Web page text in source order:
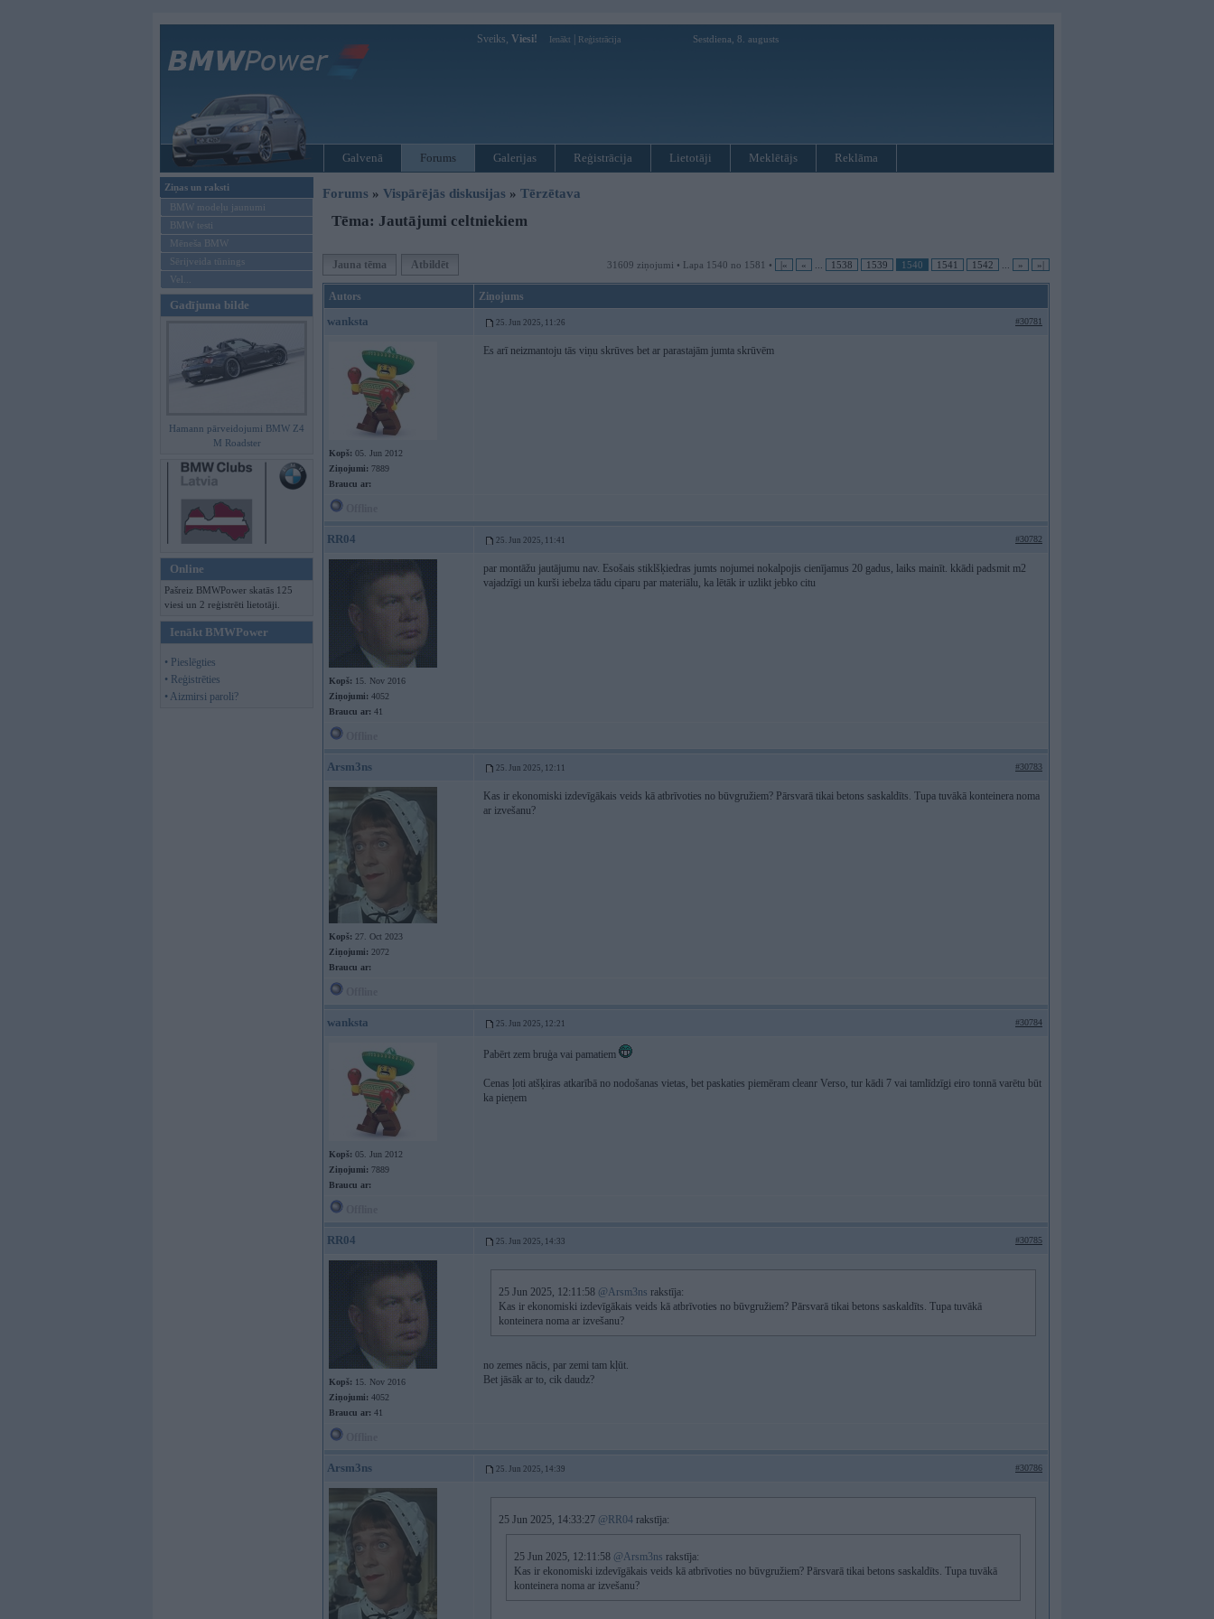
Sveiks, Viesi! Ienākt Reģistrācija Sestdiena, 8. augusts
Galvenā Forums Galerijas Reģistrācija Lietotāji Meklētājs Reklāma
Ziņas un raksti
BMW modeļu jaunumi
BMW testi
Mēneša BMW
Sērijveida tūnings
Vel...
Gadījuma bilde
Hamann pārveidojumi BMW Z4
M Roadster
Online
Pašreiz BMWPower skatās 125
viesi un 2 reģistrēti lietotāji.
Ienākt BMWPower
• Pieslēgties
• Reģistrēties
• Aizmirsi paroli?
Forums » Vispārējās diskusijas » Tērzētava
Tēma: Jautājumi celtniekiem
Jauna tēma Atbildēt 31609 ziņojumi • Lapa 1540 no 1581 • |« « 1538 1539 1540 1541 1542 » »|
Autors Ziņojums
wanksta 25. Jun 2025, 11:26 #30781
Kopš: 05. Jun 2012
Ziņojumi: 7889
Braucu ar:
Es arī neizmantoju tās viņu skrūves bet ar parastajām jumta skrūvēm
RR04 25. Jun 2025, 11:41 #30782
Kopš: 15. Nov 2016
Ziņojumi: 4052
Braucu ar: 41
par montāžu jautājumu nav. Esošais stiklšķiedras jumts nojumei nokalpojis cienījamus 20 gadus, laiks mainīt. kkādi padsmit m2
vajadzīgi un kurši iebelza tādu ciparu par materiālu, ka lētāk ir uzlikt jebko citu
Arsm3ns 25. Jun 2025, 12:11 #30783
Kopš: 27. Oct 2023
Ziņojumi: 2072
Braucu ar:
Kas ir ekonomiski izdevīgākais veids kā atbrīvoties no būvgružiem? Pārsvarā tikai betons saskaldīts. Tupa tuvākā konteinera noma
ar izvešanu?
wanksta 25. Jun 2025, 12:21 #30784
Kopš: 05. Jun 2012
Ziņojumi: 7889
Braucu ar:
Pabērt zem bruģa vai pamatiem
Cenas ļoti atšķiras atkarībā no nodošanas vietas, bet paskaties piemēram cleanr Verso, tur kādi 7 vai tamlīdzīgi eiro tonnā varētu būt
ka pieņem
RR04 25. Jun 2025, 14:33 #30785
Kopš: 15. Nov 2016
Ziņojumi: 4052
Braucu ar: 41
25 Jun 2025, 12:11:58 @Arsm3ns rakstīja:
Kas ir ekonomiski izdevīgākais veids kā atbrīvoties no būvgružiem? Pārsvarā tikai betons saskaldīts. Tupa tuvākā
konteinera noma ar izvešanu?
no zemes nācis, par zemi tam kļūt.
Bet jāsāk ar to, cik daudz?
Arsm3ns 25. Jun 2025, 14:39 #30786
25 Jun 2025, 14:33:27 @RR04 rakstīja:
25 Jun 2025, 12:11:58 @Arsm3ns rakstīja:
Kas ir ekonomiski izdevīgākais veids kā atbrīvoties no būvgružiem? Pārsvarā tikai betons saskaldīts. Tupa tuvākā
konteinera noma ar izvešanu?